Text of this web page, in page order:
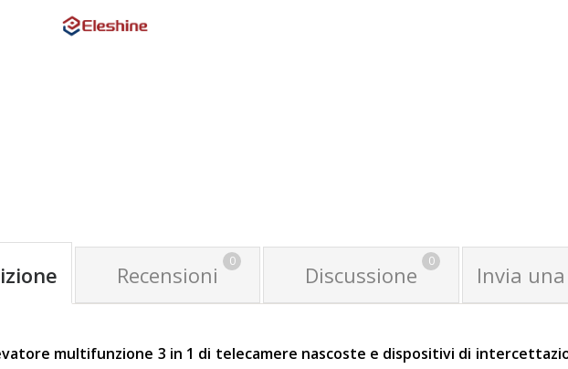
Recensioni
0
Discussione
0
Invia
multifunzione 3 in 1 di telecamere nascoste e dispositivi di